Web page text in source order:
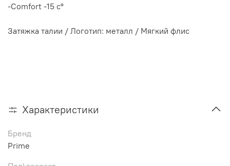
-Сomfort -15 cº
Затяжка талии / Логотип: металл / Мягкий флис
Характеристики
Бренд
Prime